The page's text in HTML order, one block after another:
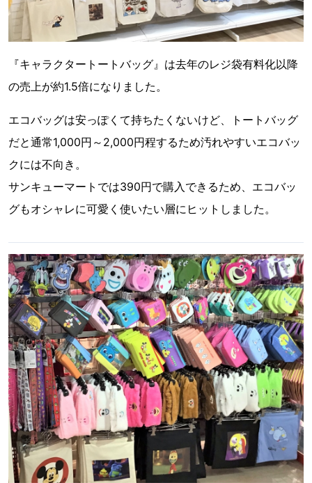
『キャラクタートートバッグ』は去年のレジ袋有料化以降
の売上が約1.5倍になりました。
エコバッグは安っぽくて持ちたくないけど、トートバッグ
だと通常1,000円～2,000円程するため汚れやすいエコバッ
クには不向き。
サンキューマートでは390円で購入できるため、エコバッ
グもオシャレに可愛く使いたい層にヒットしました。